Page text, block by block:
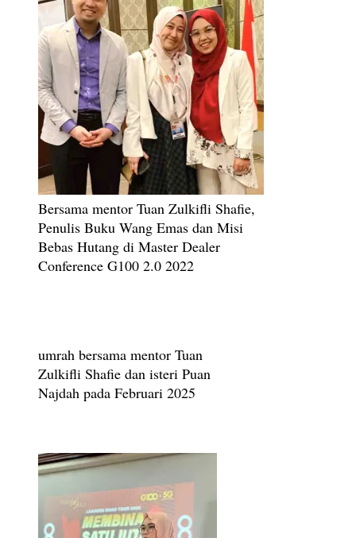
Bersama mentor Tuan Zulkifli Shafie,
Penulis Buku Wang Emas dan Misi
Bebas Hutang di Master Dealer
Conference G100 2.0 2022
umrah bersama mentor Tuan
Zulkifli Shafie dan isteri Puan
Najdah pada Februari 2025